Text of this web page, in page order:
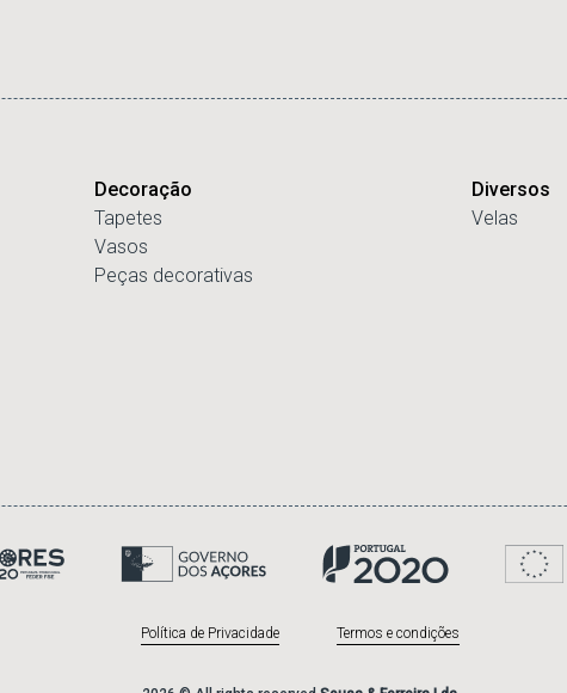
Decoração
Tapetes
Vasos
Peças decorativas
Diversos
Velas
Política de Privacidade Termos e condições